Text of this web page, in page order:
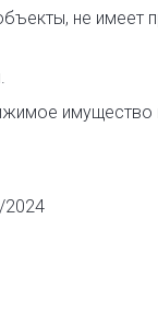
не имеет
2024